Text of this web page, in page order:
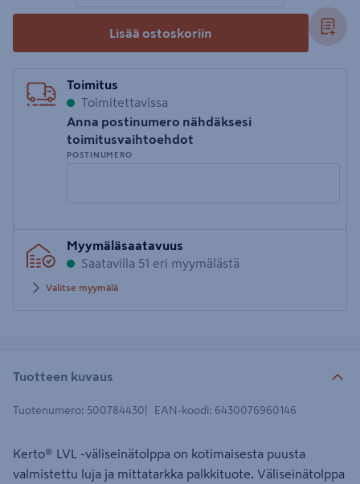
Lisää ostoskoriin
Toimitus
Toimitettavissa
Anna postinumero nähdäksesi
toimitusvaihtoehdot
POSTINUMERO
postinumero
Myymäläsaatavuus
Saatavilla 51 eri myymälästä
Valitse myymälä
Tuotteen kuvaus
Tuotenumero: 500784430 EAN-koodi: 6430076960146
Kerto® LVL -väliseinätolppa on kotimaisesta puusta
valmistettu luja ja mittatarkka palkkituote. Väliseinätolppa